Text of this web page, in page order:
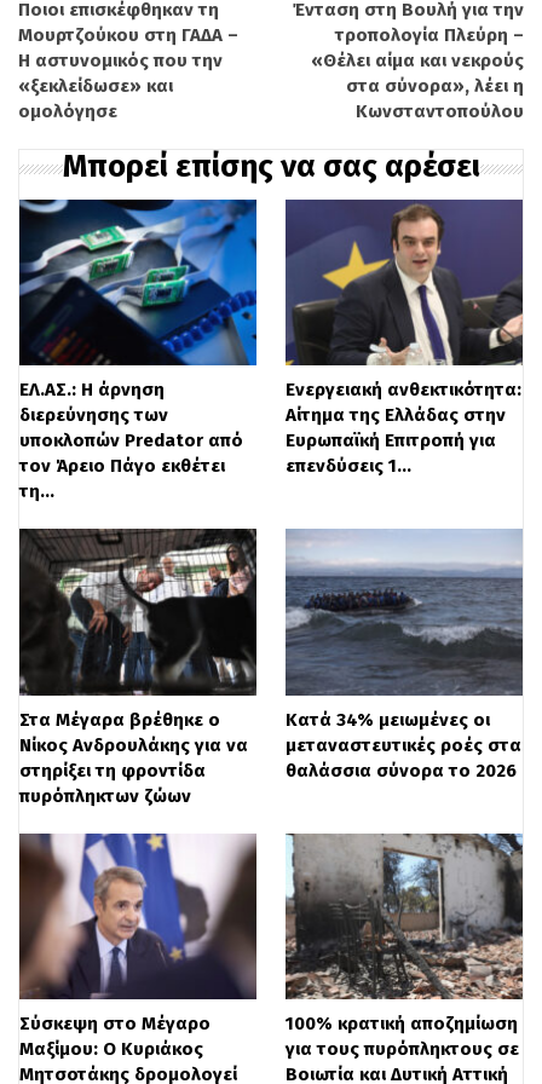
Λαύριο από σκάφος που εντοπίστηκε
νότια της Γαύδου, ενώ 240 μεταφέρθηκαν
στη δομή της Μαλακάσας, εκ των οποίων
οι 100 έχουν τελικό προορισμό τα
Διαβατά, ενώ την Πέμπτη σημειώθηκε νέα
ευρεία επιχείρηση διάσωσης μεταναστών
νότια της Γαύδου, όπου ακόμη 507 άτομα
εντοπίστηκαν σε σκάφος, ενώ
συνελήφθησαν και οι 8 διακινητές τους.
Η κατάθεση της τροπολογίας για τρίμηνη
αναστολή της εξέτασης αιτημάτων
ασύλου και υποχρεωτική κράτηση
παράνομων μεταναστών σε κλειστές
δομές συνοδεύεται από δέσμη αυστηρών
μέτρων, μεταξύ των οποίων:
Δημιουργία μόνιμης κλειστής δομής
στην Κρήτη
Μείωση επιδομάτων
Φυλάκιση έως 5 ετών για όσους
παραμένουν μετά την απόρριψη του
ασύλου
Ο υπουργός Μετανάστευσης Θάνος
Πλεύρης δήλωσε στη Βουλή: «Ο δρόμος
από εδώ και πέρα των
λαθρομεταναστών θα είναι φυλακή ή
Ποιοι επισκέφθηκαν τη
Μουρτζούκου στη ΓΑΔΑ –
Η αστυνομικός που την
«ξεκλείδωσε» και
ομολόγησε
Ένταση στη Βουλή για την
τροπολογία Πλεύρη –
«Θέλει αίμα και νεκρούς
στα σύνορα», λέει η
Κωνσταντοπούλου
Μπορεί επίσης να σας αρέσει
ΕΛ.ΑΣ.: Η άρνηση
διερεύνησης των
υποκλοπών Predator από
τον Άρειο Πάγο εκθέτει
τη…
Ενεργειακή ανθεκτικότητα:
Αίτημα της Ελλάδας στην
Ευρωπαϊκή Επιτροπή για
επενδύσεις 1…
Στα Μέγαρα βρέθηκε ο
Νίκος Ανδρουλάκης για να
στηρίξει τη φροντίδα
πυρόπληκτων ζώων
Κατά 34% μειωμένες οι
μεταναστευτικές ροές στα
θαλάσσια σύνορα το 2026
Σύσκεψη στο Μέγαρο
Μαξίμου: Ο Κυριάκος
Μητσοτάκης δρομολογεί
100% κρατική αποζημίωση
για τους πυρόπληκτους σε
Βοιωτία και Δυτική Αττική